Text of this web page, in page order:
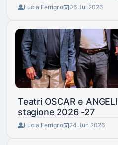
Lucia Ferrigno 06 Jul 2026
Teatri OSCAR e
stagione 2026 -27
Lucia Ferrigno 24 Jun 2026